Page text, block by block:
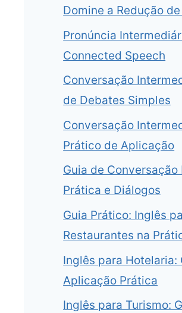
Domine a Redução de
Pronúncia
Connected Speech
Conversação
de Debates Simples
Conversação
Prático de Aplicação
Guia de
Prática e Diálogos
Guia Prático: Inglês
Restaurantes na
Inglês para Hotelaria:
Aplicação Prática
Inglês para Turismo: